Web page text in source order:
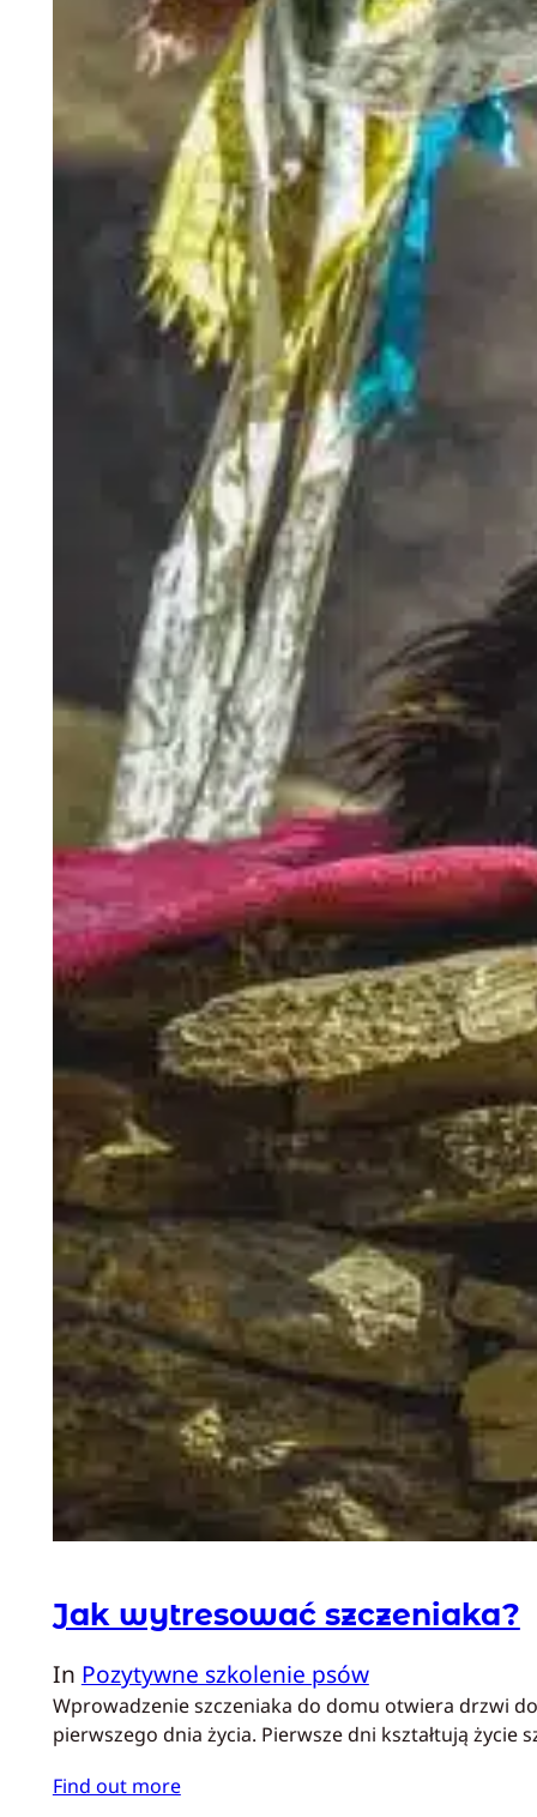
Jak wytresować szczeniaka?
In Pozytywne szkolenie psów
Wprowadzenie szczeniaka do domu otwiera drzwi
pierwszego dnia życia. Pierwsze dni kształtują życie
Find out more